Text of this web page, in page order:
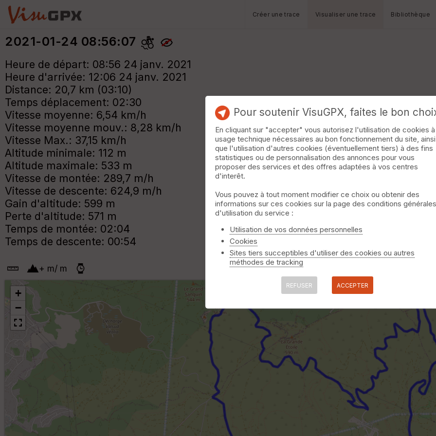
Créer une trace Visualiser une trace Bibliothèque
2021-01-24 08:56:07
Heure de départ: 08:56 24 janv. 2021
Heure d'arrivée: 12:06 24 janv. 2021
Distance: 20,7 km (03:10)
Temps déplacement: 02:30
Vitesse moyenne: 6,54 km/h
Vitesse moyenne mouv.: 8,28 km/h
Vitesse Max.: 37,15 km/h
Altitude minimale: 112 m
Altitude maximale: 533 m
Vitesse de montée: 289,7 m/h
Vitesse de descente: 624,9 m/h
Gain d'altitude: 599 m
Perte d'altitude: 571 m
Temps de montée: 02:04
Temps de descente: 00:54
+ m/ m
+
−
Pour soutenir VisuGPX, faites le bon
En cliquant sur "accepter" vous autorisez l'utilisation de cookies à
usage technique nécessaires au bon fonctionnement du site, ainsi
que l'utilisation d'autres cookies (éventuellement tiers) à des fins
statistiques ou de personnalisation des annonces pour vous
proposer des services et des offres adaptées à vos centres
d'interêt.
Vous pouvez à tout moment modifier ce choix ou obtenir des
informations sur ces cookies sur la page des conditions générales
d'utilisation du service :
Utilisation de vos données personnelles
Cookies
Sites tiers succeptibles d'utiliser des cookies ou autres
méthodes de tracking
REFUSER ACCEPTER